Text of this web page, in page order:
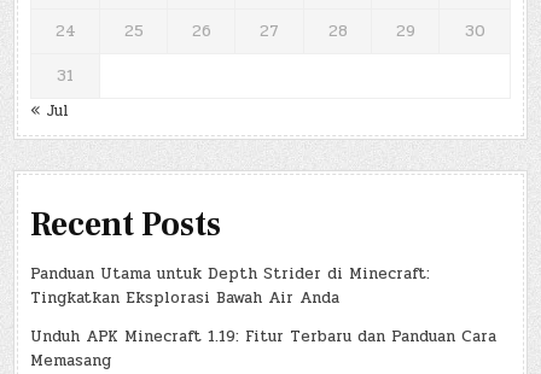
24
25 26 27 28 29
30
31
« Jul
Recent Posts
Panduan Utama untuk Depth Strider di Minecraft:
Tingkatkan Eksplorasi Bawah Air Anda
Unduh APK Minecraft 1.19: Fitur Terbaru dan Panduan Cara
Memasang